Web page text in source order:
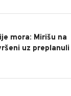
mora: Mirišu na
uz preplanuli